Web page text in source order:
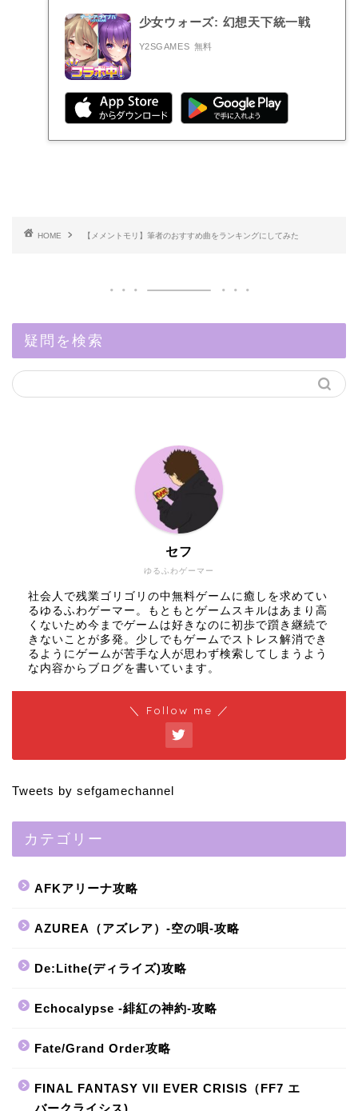
少女ウォーズ: 幻想天下統一戦
Y2SGAMES 無料
HOME 【メメントモリ】筆者のおすすめ曲をランキングにしてみた
疑問を検索
ゆるふわゲーマー
セフ
社会人で残業ゴリゴリの中無料ゲームに癒しを求めてい
るゆるふわゲーマー。もともとゲームスキルはあまり高
くないため今までゲームは好きなのに初歩で躓き継続で
きないことが多発。少しでもゲームでストレス解消でき
るようにゲームが苦手な人が思わず検索してしまうよう
な内容からブログを書いています。
＼ Follow me ／
Tweets by sefgamechannel
カテゴリー
AFKアリーナ攻略
AZUREA（アズレア）-空の唄-攻略
De:Lithe(ディライズ)攻略
Echocalypse -緋紅の神約-攻略
Fate/Grand Order攻略
FINAL FANTASY VII EVER CRISIS（FF7 エ
バークライシス)